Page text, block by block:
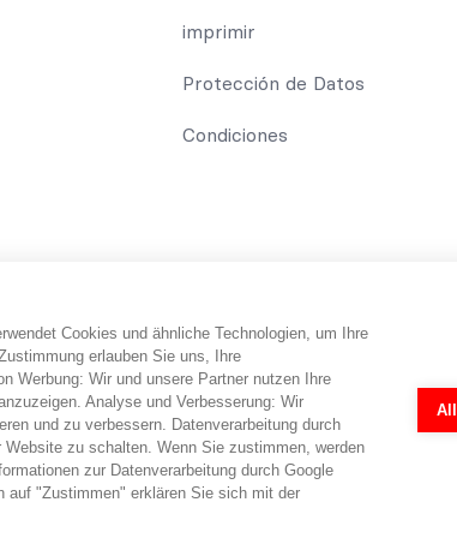
imprimir
Protección de Datos
Condiciones
y consejos y trucos sobre el tema de la
hilfe.de no proporciona ningún servicio jurídico ni
cuestionarios y formularios en línea fueron creados
de un abogado en cada caso concreto. Un
Cookies und ähnliche Technologien, um Ihre
erlauben Sie uns, Ihre
Werbung: Wir und unsere Partner nutzen Ihre
Analyse und Verbesserung: Wir
und zu verbessern. Datenverarbeitung durch
zu schalten. Wenn Sie zustimmen, werden
zur Datenverarbeitung durch Google
auf "Zustimmen" erklären Sie sich mit der